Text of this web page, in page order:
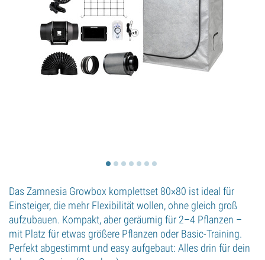
Das Zamnesia Growbox komplettset 80×80 ist ideal für
Einsteiger, die mehr Flexibilität wollen, ohne gleich groß
aufzubauen. Kompakt, aber geräumig für 2–4 Pflanzen –
mit Platz für etwas größere Pflanzen oder Basic-Training.
Perfekt abgestimmt und easy aufgebaut: Alles drin für dein